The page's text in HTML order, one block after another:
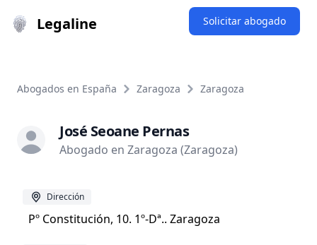
Legaline Solicitar abogado
Abogados en España Zaragoza Zaragoza
José Seoane Pernas
Abogado en Zaragoza (Zaragoza)
Dirección
Pº Constitución, 10. 1º-Dª.. Zaragoza